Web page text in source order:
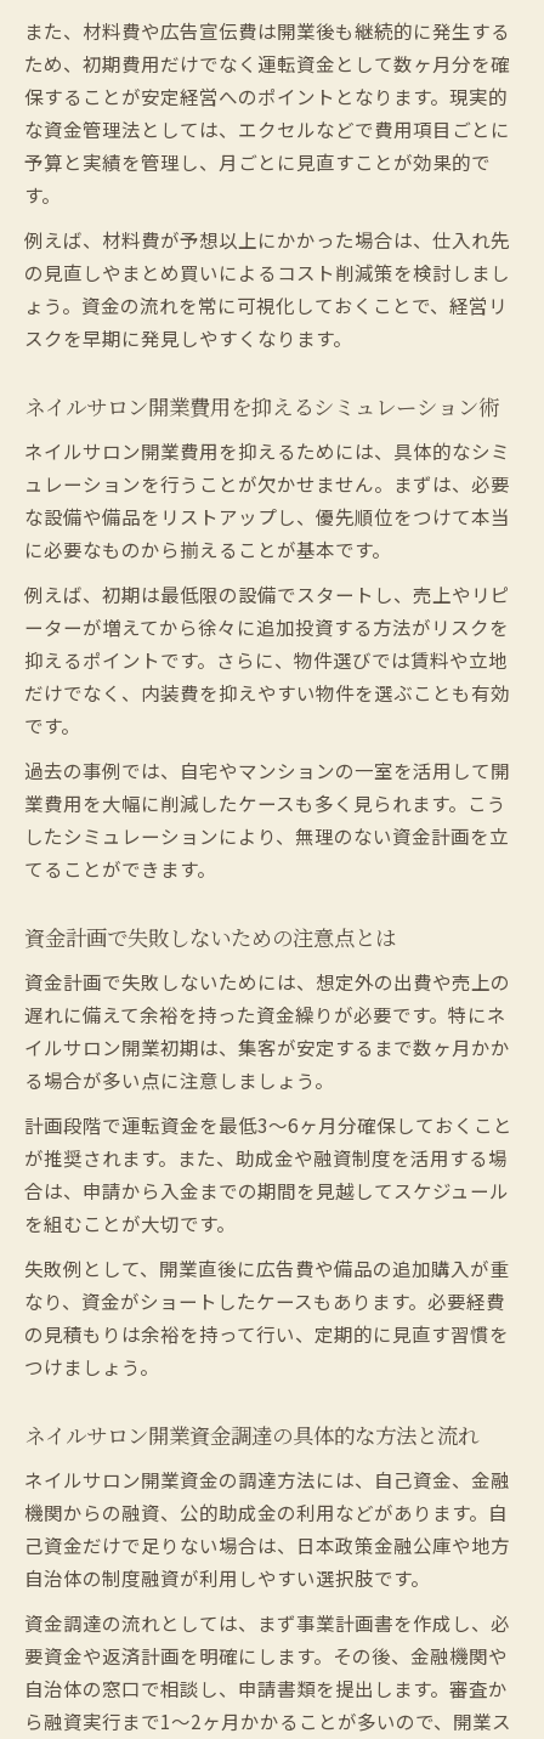
ネイルサロン開業費用を抑えるアイデア集
無駄なく揃えるネイルサロン開業必需品管
理法
失敗を避けるネイルサロン集客戦略の要点
ネイルサロン集客で失敗しないSNS活用法
ア
ネイルサロンのターゲット設定と差別化戦
略
集客に強いネイルサロンは何が違うのか
資格や届出の準備が成功率を左右する理由
ネイルサロン開業に必要な資格とその取得
方法
ネイルサロン開業届の提出手順と注意点
資格なし開業が招くリスクとリアルな影響
届出を怠るとネイルサロンにどんな影響が
あるか
開業届を出さない場合のデメリットを知る
開業費用を抑える必需品リストと実践例
クリスト
コスパ重視で選ぶネイルサロン必需品の選
び方
消耗品管理で開業費用を抑える具体策
実践例から学ぶネイルサロン備品の揃え方
助成金や融資も活用した持続経営のヒント
ネイルサロン開業助成金の申請ポイントを
解説
ト
助成金や融資で資金を確保する成功事例
ネイルサロン経営の持続化に役立つ補助金
一人開業でも可能な資金調達の新しい視点
また、材料費や広告宣伝費は開業後も継続的に発生する
ため、初期費用だけでなく運転資金として数ヶ月分を確
保することが安定経営へのポイントとなります。現実的
な資金管理法としては、エクセルなどで費用項目ごとに
予算と実績を管理し、月ごとに見直すことが効果的で
す。
例えば、材料費が予想以上にかかった場合は、仕入れ先
の見直しやまとめ買いによるコスト削減策を検討しまし
ょう。資金の流れを常に可視化しておくことで、経営リ
スクを早期に発見しやすくなります。
ネイルサロン開業費用を抑えるシミュレーション術
ネイルサロン開業費用を抑えるためには、具体的なシミ
ュレーションを行うことが欠かせません。まずは、必要
な設備や備品をリストアップし、優先順位をつけて本当
に必要なものから揃えることが基本です。
例えば、初期は最低限の設備でスタートし、売上やリピ
ーターが増えてから徐々に追加投資する方法がリスクを
抑えるポイントです。さらに、物件選びでは賃料や立地
だけでなく、内装費を抑えやすい物件を選ぶことも有効
です。
過去の事例では、自宅やマンションの一室を活用して開
業費用を大幅に削減したケースも多く見られます。こう
したシミュレーションにより、無理のない資金計画を立
てることができます。
資金計画で失敗しないための注意点とは
資金計画で失敗しないためには、想定外の出費や売上の
遅れに備えて余裕を持った資金繰りが必要です。特にネ
イルサロン開業初期は、集客が安定するまで数ヶ月かか
る場合が多い点に注意しましょう。
計画段階で運転資金を最低3〜6ヶ月分確保しておくこと
が推奨されます。また、助成金や融資制度を活用する場
合は、申請から入金までの期間を見越してスケジュール
を組むことが大切です。
失敗例として、開業直後に広告費や備品の追加購入が重
なり、資金がショートしたケースもあります。必要経費
の見積もりは余裕を持って行い、定期的に見直す習慣を
つけましょう。
ネイルサロン開業資金調達の具体的な方法と流れ
ネイルサロン開業資金の調達方法には、自己資金、金融
機関からの融資、公的助成金の利用などがあります。自
己資金だけで足りない場合は、日本政策金融公庫や地方
自治体の制度融資が利用しやすい選択肢です。
資金調達の流れとしては、まず事業計画書を作成し、必
要資金や返済計画を明確にします。その後、金融機関や
自治体の窓口で相談し、申請書類を提出します。審査か
ら融資実行まで1〜2ヶ月かかることが多いので、開業ス